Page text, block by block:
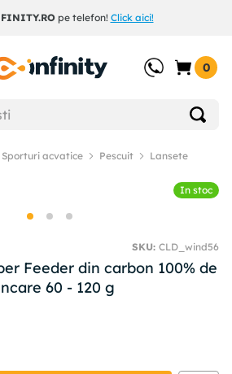
pe telefon! Click aici!
0
Sporturi acvatice Pescuit Lansete
In stoc
SKU: CLD_wind56
Feeder din carbon 100% de
60 - 120 g